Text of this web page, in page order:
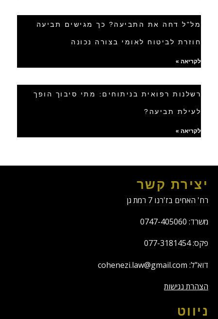
מל"ל דחה את התביעה? כך מגישים תביעה
חוזרת לביטוח לאומי בצורה נכונה
לקריאה »
רשלנות רפואית בניתוחים: מתי סיבוך הופך
לעילת תביעה?
לקריאה »
יצירת קשר
רח' האחים בז'רנו 7 רמת גן
משרד: 0747-405060
פקס: 077-3181454
דוא"ל: cohenezi.law@gmail.com
הצהרת נגישות
ניווט